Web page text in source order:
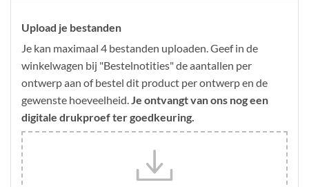
Upload je bestanden
Je kan maximaal 4 bestanden uploaden. Geef in de
winkelwagen bij "Bestelnotities" de aantallen per
ontwerp aan of bestel dit product per ontwerp en de
gewenste hoeveelheid.Je ontvangt van ons nog een
digitale drukproef ter goedkeuring.